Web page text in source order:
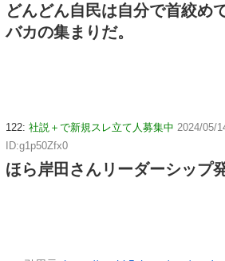
どんどん自民は自分で首絞め
バカの集まりだ。
122: 社説＋で新規スレ立て人募集中 2024/05/
ID:g1p50Zfx0
ほら岸田さんリーダーシップ